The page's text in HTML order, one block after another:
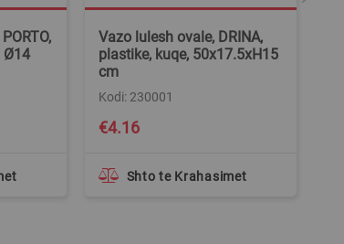
Ø14
Vazo lulesh ovale, DRINA,
plastike, kuqe, 50x17.5xH15
cm
€4.16
Kodi: 230001
Shto te Krahasimet